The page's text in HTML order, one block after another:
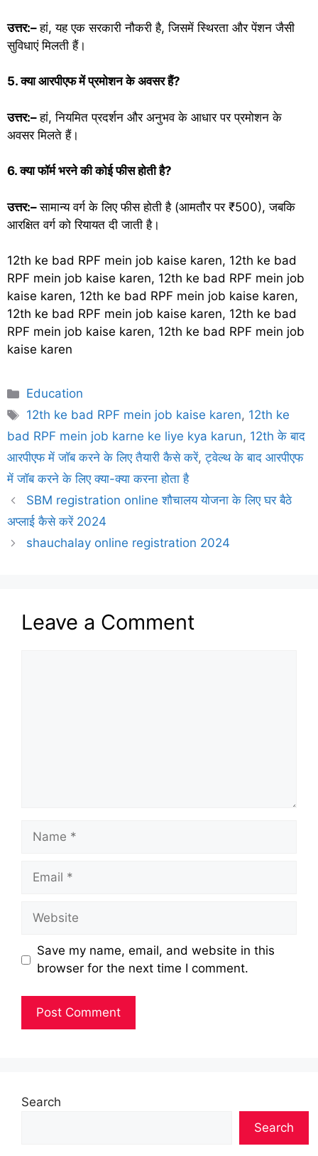
उत्तर:–हां, यह एक सरकारी नौकरी है, जिसमें स्थिरता और पेंशन जैसी
सुविधाएं मिलती हैं।
5. क्या आरपीएफ में प्रमोशन के अवसर हैं?
उत्तर:–हां, नियमित प्रदर्शन और अनुभव के आधार पर प्रमोशन के
अवसर मिलते हैं।
6. क्या फॉर्म भरने की कोई फीस होती है?
उत्तर:–सामान्य वर्ग के लिए फीस होती है (आमतौर पर ₹500), जबकि
आरक्षित वर्ग को रियायत दी जाती है।
12th ke bad RPF mein job kaise karen, 12th ke bad
RPF mein job kaise karen, 12th ke bad RPF mein job
kaise karen, 12th ke bad RPF mein job kaise karen,
12th ke bad RPF mein job kaise karen, 12th ke bad
RPF mein job kaise karen, 12th ke bad RPF mein job
kaise karen
Categories
Education
Tags
12th ke bad RPF mein job kaise karen, 12th ke
bad RPF mein job karne ke liye kya karun, 12th के बाद
आरपीएफ में जॉब करने के लिए तैयारी कैसे करें,ट्वेल्थ के बाद आरपीएफ
में जॉब करने के लिए क्या-क्या करना होता है
SBM registration online शौचालय योजना के लिए घर बैठे
अप्लाई कैसे करें 2024
shauchalay online registration 2024
Leave a Comment
Name
Email
Website
Save my name, email, and website in this
browser for the next time I comment.
Search
Search